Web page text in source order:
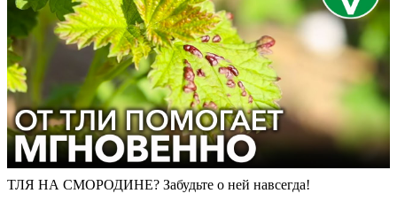
ТЛЯ НА СМОРОДИНЕ? Забудьте о ней навсегда!